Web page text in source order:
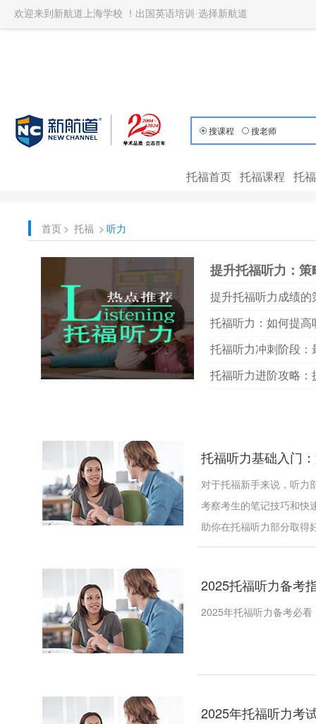
欢迎来到新航道上海学校 ！出国英语培训·选择新航道
搜课程 搜老师
托福首页 托福课程 托
首页 > 托福 > 听力
提升托福听力：策
提升托福听力成绩
托福听力：如何提高
托福听力冲刺阶段
托福听力进阶攻略
托福听力基础入门
对于托福新手来说，听力
考察考生的笔记技巧和快
助你在托福听力部分取得
2025托福听力备考
2025年托福听力备考必
2025年托福听力考